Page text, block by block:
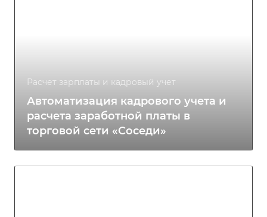
Расчет зарплаты и кадровый учет
Автоматизация кадрового учета и
расчета заработной платы в
торговой сети «Соседи»